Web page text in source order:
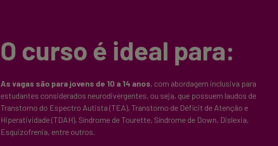
O curso é ideal para:
As vagas são para jovens de 10 a 14 anos, com abordagem inclusiva para
estudantes considerados neurodivergentes, ou seja, que possuem laudos de
Transtorno do Espectro Autista (TEA), Transtorno de Déficit de Atenção e
Hiperatividade (TDAH), Síndrome de Tourette, Síndrome de Down, Dislexia,
Esquizofrenia, entre outros.